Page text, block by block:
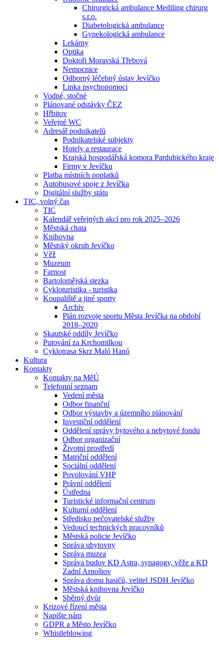
Chirurgická ambulance Mediling chirurg
s.r.o.
Diabetologická ambulance
Gynekologická ambulance
Lekárny
Optika
Doktoři Moravská Třebová
Nemocnice
Odborný léčebný ústav Jevíčko
Linka psychopomoci
Vodné, stočné
Plánované odstávky ČEZ
Hřbitov
Veřejné WC
Adresář podnikatelů
Podnikatelské subjekty
Hotely a restaurace
Krajská hospodářská komora Pardubického kraje
Firmy v Jevíčku
Platba místních poplatků
Autobusové spoje z Jevíčka
Digitální služby státu
TIC, volný čas
TIC
Kalendář veřejných akcí pro rok 2025–2026
Městská chata
Knihovna
Městský okruh Jevíčko
Věž
Muzeum
Farnost
Bartolomějská stezka
Cykloturistika - turistika
Koupaliště a jiné sporty
Archiv
Plán rozvoje sportu Města Jevíčka na období
2018–2020
Skautské oddíly Jevíčko
Putování za Krchomilkou
Cyklotrasa Skrz Maló Hanó
Kultura
Kontakty
Kontakty na MěÚ
Telefonní seznam
Vedení města
Odbor finanční
Odbor výstavby a územního plánování
Investiční oddělení
Oddělení správy bytového a nebytové fondu
Odbor organizační
Životní prostředí
Matriční oddělení
Sociální oddělení
Povolování VHP
Právní oddělení
Ústředna
Turistické informační centrum
Kulturní oddělení
Středisko pečovatelské služby
Vedoucí technických pracovníků
Městská policie Jevíčko
Správa ubytovny
Správa muzea
Správa budov KD Astra, synagogy, věže a KD
Zadní Arnoštov
Správa domu hasičů, velitel JSDH Jevíčko
Městská knihovna Jevíčko
Sběrný dvůr
Krizové řízení města
Napište nám
GDPR a Město Jevíčko
Whistleblowing